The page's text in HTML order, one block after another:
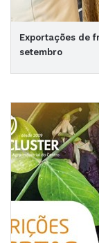
Exportações de
setembro